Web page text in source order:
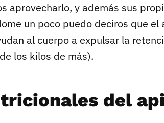
aprovecharlo, y además sus
un poco puedo deciros que el
al cuerpo a expulsar la
los kilos de más).
del